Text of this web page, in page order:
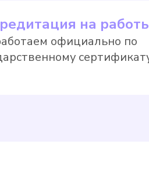
на
официально по